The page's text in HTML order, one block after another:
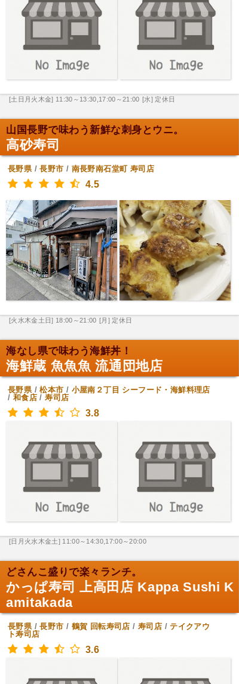
[土日月火木金] 11:30～13:30,17:00～21:00 [水] 定休日
山国長野で味わう新鮮な刺身とウニ。
高砂寿司
長野県/長野市 / 南長野南石堂町 寿司店
4.5
[火水木金土日] 18:00～21:00 [月] 定休日
海なし県で味わう海鮮丼！
海鮮蔵 魚魚魚 流通団地店
長野県/松本市 / 小屋南２丁目 シーフード・海鮮料理店
/ 和食店/寿司店
3.8
[日月火水木金土] 11:00～14:30,17:00～20:00
どさんこ盛りで楽々ランチ。
かっぱ寿司 上高田店 Kappa Sushi K
amitakada
長野県/長野市 / 鶴賀 回転寿司店 / 寿司店 /テイクアウ
ト寿司店
3.6